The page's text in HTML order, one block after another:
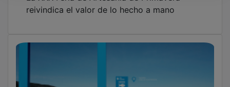
reivindica el valor de lo hecho a mano